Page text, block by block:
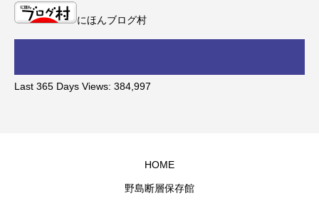
にほんブログ村
Last 365 Days Views: 384,997
HOME
野島断層保存館